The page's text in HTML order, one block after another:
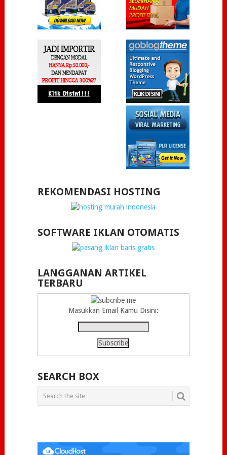
REKOMENDASI HOSTING
SOFTWARE IKLAN OTOMATIS
LANGGANAN ARTIKEL
TERBARU
Masukkan Email Kamu Disini:
SEARCH BOX